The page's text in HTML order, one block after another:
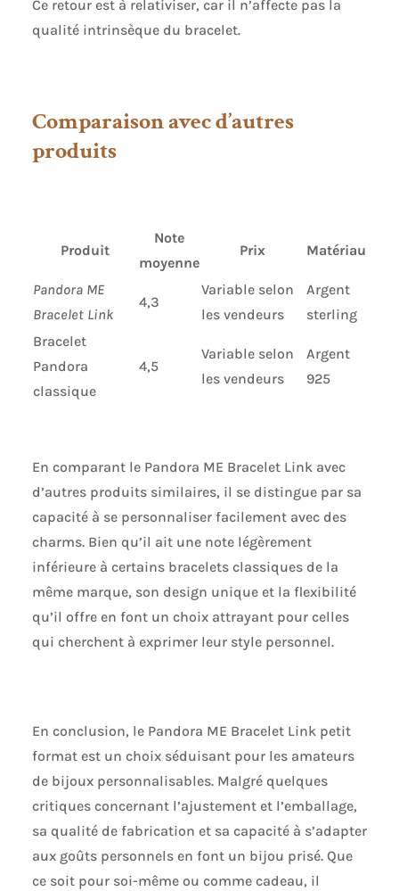
Ce retour est à relativiser, car il n’affecte pas la
qualité intrinsèque du bracelet.
Comparaison avec d’autres
produits
Produit
Note
moyenne
Prix Matériau
Pandora ME
Bracelet Link
4,3
Variable selon
les vendeurs
Argent
sterling
Bracelet
Pandora
classique
4,5
Variable selon
les vendeurs
Argent
925
En comparant le Pandora ME Bracelet Link avec
d’autres produits similaires, il se distingue par sa
capacité à se personnaliser facilement avec des
charms. Bien qu’il ait une note légèrement
inférieure à certains bracelets classiques de la
même marque, son design unique et la flexibilité
qu’il offre en font un choix attrayant pour celles
qui cherchent à exprimer leur style personnel.
En conclusion, le Pandora ME Bracelet Link petit
format est un choix séduisant pour les amateurs
de bijoux personnalisables. Malgré quelques
critiques concernant l’ajustement et l’emballage,
sa qualité de fabrication et sa capacité à s’adapter
aux goûts personnels en font un bijou prisé. Que
ce soit pour soi-même ou comme cadeau, il